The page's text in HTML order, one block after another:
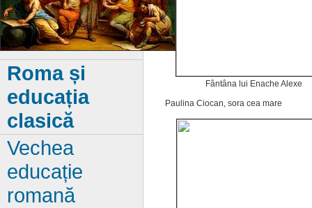
Fântâna lui Enache Alexe
Paulina Ciocan, sora cea mare
Roma și
educația
clasică
Vechea
educație
romană